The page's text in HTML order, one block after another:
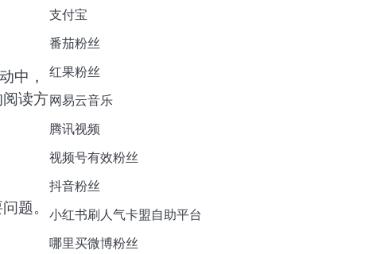
中，
读方
题。
支付宝
番茄粉丝
红果粉丝
网易云音乐
腾讯视频
视频号有效粉丝
抖音粉丝
小红书刷人气卡盟自助平台
哪里买微博粉丝